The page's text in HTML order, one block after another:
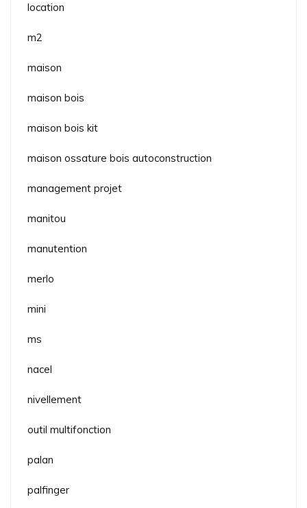
location
m2
maison
maison bois
maison bois kit
maison ossature bois autoconstruction
management projet
manitou
manutention
merlo
mini
ms
nacel
nivellement
outil multifonction
palan
palfinger